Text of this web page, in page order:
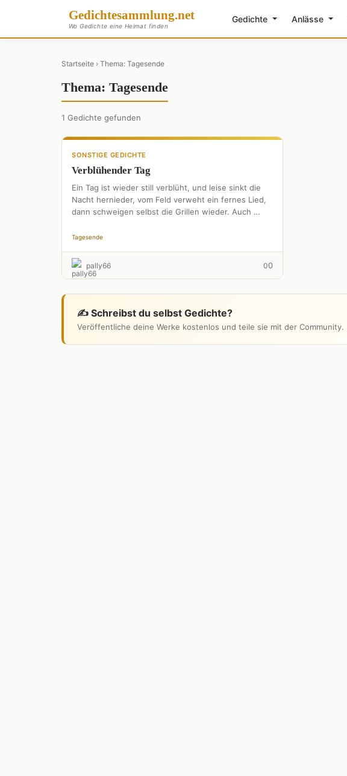
Gedichtesammlung.net
Wo Gedichte eine Heimat finden
Gedichte Anlässe
Startseite › Thema: Tagesende
Thema: Tagesende
1 Gedichte gefunden
SONSTIGE GEDICHTE
Verblühender Tag
Ein Tag ist wieder still verblüht, und leise sinkt die
Nacht hernieder, vom Feld verweht ein fernes Lied,
dann schweigen selbst die Grillen wieder. Auch …
Tagesende
pally66 00
✍️ Schreibst du selbst Gedichte?
Veröffentliche deine Werke kostenlos und teile sie mit der Community.